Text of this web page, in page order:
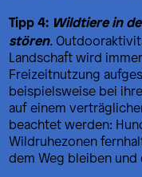
Tipp 4: Wildtiere in
stören.
Landschaft wird
Freizeitnutzung
beispielsweise bei
auf einem
beachtet werden:
Wildruhezonen
dem Weg bleiben